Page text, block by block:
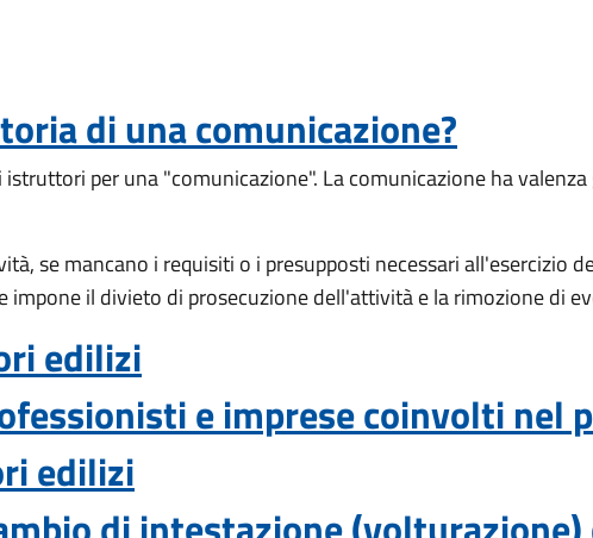
di una comunicazione?
per una "comunicazione". La comunicazione ha
se mancano i requisiti o i presupposti necessari all'esercizio
il divieto di prosecuzione dell'attività e la rimozione di
edilizi
e imprese coinvolti nel
edilizi